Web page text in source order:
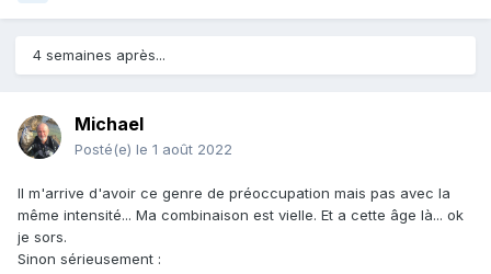
4 semaines après...
Michael
Posté(e) le 1 août 2022
Il m'arrive d'avoir ce genre de préoccupation mais pas avec la
même intensité... Ma combinaison est vielle. Et a cette âge là... ok
je sors.
Sinon sérieusement :